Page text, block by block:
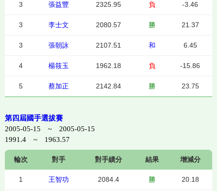
3 張益豐 2325.95 負 -3.46
3 李士文 2080.57 勝 21.37
3 張朝詠 2107.51 和 6.45
4 楊筱玉 1962.18 負 -15.86
5 蔡加正 2142.84 勝 23.75
第四屆國手選拔賽
2005-05-15 ~ 2005-05-15
1991.4 ~ 1963.57
輪次 對手 對手績分 結果 增減分
1 王智功 2084.4 勝 20.18